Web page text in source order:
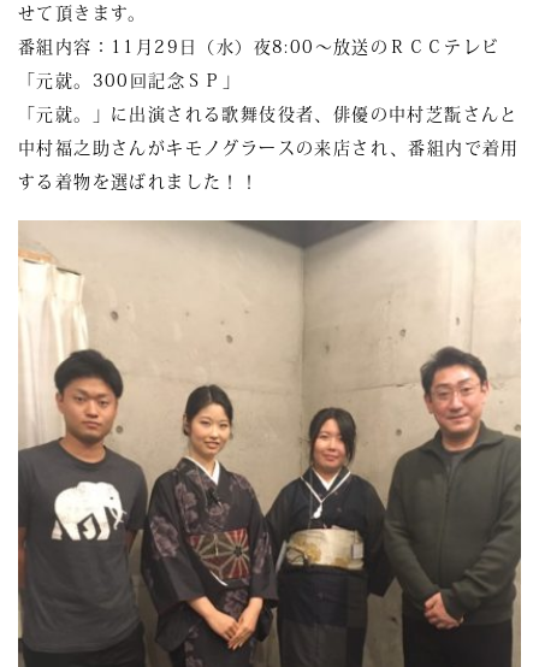
せて頂きます。
番組内容：11月29日（水）夜8:00～放送のＲＣＣテレビ
「元就。300回記念ＳＰ」
「元就。」に出演される歌舞伎役者、俳優の中村芝翫さんと
中村福之助さんがキモノグラースの来店され、番組内で着用
する着物を選ばれました！！